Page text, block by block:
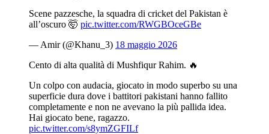
Scene pazzesche, la squadra di cricket del Pakistan è
all’oscuro 🤯 pic.twitter.com/RWGBOceGBe
— Amir (@Khanu_3) 18 maggio 2026
Cento di alta qualità di Mushfiqur Rahim. 🔥
Un colpo con audacia, giocato in modo superbo su una
superficie dura dove i battitori pakistani hanno fallito
completamente e non ne avevano la più pallida idea.
Hai giocato bene, ragazzo.
pic.twitter.com/s8ymZGFILf